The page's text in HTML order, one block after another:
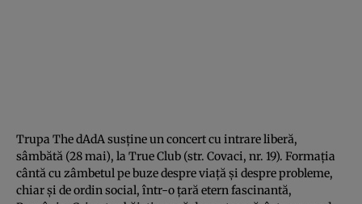
Trupa The dAdA susţine un concert cu intrare liberă,
sâmbătă (28 mai), la True Club (str. Covaci, nr. 19). Formaţia
cântă cu zâmbetul pe buze despre viaţă şi despre probleme,
chiar şi de ordin social, într-o ţară etern fascinantă,